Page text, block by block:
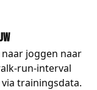
joggen naar
run-interval
trainingsdata.